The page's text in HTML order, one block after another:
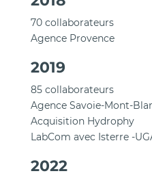
70 collaborateurs
Agence Provence
2019
85 collaborateurs
Agence Savoie-Mont-
Acquisition Hydrophy
LabCom avec Isterre -
2022